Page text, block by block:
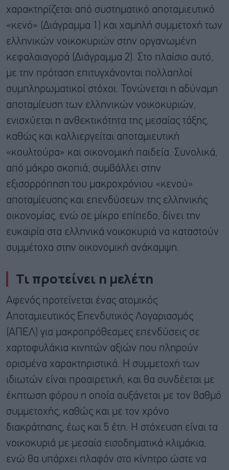
χαρακτηρίζεται από συστηματικό αποταμιευτικό
«κενό» (Διάγραμμα 1) και χαμηλή συμμετοχή των
ελληνικών νοικοκυριών στην οργανωμένη
κεφαλαιαγορά (Διάγραμμα 2). Στο πλαίσιο αυτό,
με την πρόταση επιτυγχάνονται πολλαπλοί
συμπληρωματικοί στόχοι. Τονώνεται η αδύναμη
αποταμίευση των ελληνικών νοικοκυριών,
ενισχύεται η ανθεκτικότητα της μεσαίας τάξης,
καθώς και καλλιεργείται αποταμιευτική
«κουλτούρα» και οικονομική παιδεία. Συνολικά,
από μάκρο σκοπιά, συμβάλλει στην
εξισορρόπηση του μακροχρόνιου «κενού»
αποταμίευσης και επενδύσεων της ελληνικής
οικονομίας, ενώ σε μίκρο επίπεδο, δίνει την
ευκαιρία στα ελληνικά νοικοκυριά να καταστούν
συμμέτοχα στην οικονομική ανάκαμψη.
Τι προτείνει η μελέτη
Αφενός προτείνεται ένας ατομικός
Αποταμιευτικός Επενδυτικός Λογαριασμός
(ΑΠΕΛ) για μακροπρόθεσμες επενδύσεις σε
χαρτοφυλάκια κινητών αξιών που πληρούν
ορισμένα χαρακτηριστικά. Η συμμετοχή των
ιδιωτών είναι προαιρετική, και θα συνδέεται με
έκπτωση φόρου η οποία αυξάνεται με τον βαθμό
συμμετοχής, καθώς και με τον χρόνο
διακράτησης, έως και 5 έτη. Η στόχευση είναι τα
νοικοκυριά με μεσαία εισοδηματικά κλιμάκια,
ενώ θα υπάρχει πλαφόν στο κίνητρο ώστε να